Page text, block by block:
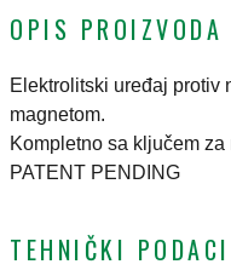
OPIS PROIZVODA
Elektrolitski uređaj protiv
magnetom.
Kompletno sa ključem za
PATENT PENDING
TEHNIČKI PODACI